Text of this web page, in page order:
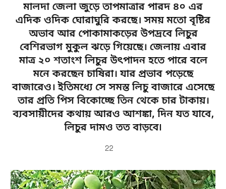
মালদা জেলা জুড়ে তাপমাত্রার পারদ ৪০ এর
এদিক ওদিক ঘোরাঘুরি করছে। সময় মতো বৃষ্টির
অভাব আর পোকামাকড়ের উপদ্রবে লিচুর
বেশিরভাগ মুকুল ঝড়ে গিয়েছে। জেলায় এবার
মাত্র ২০ শতাংশ লিচুর উৎপাদন হতে পারে বলে
মনে করছেন চাষিরা। যার প্রভাব পড়েছে
বাজারেও। ইতিমধ্যে সে সমস্ত লিচু বাজারে এসেছে
তার প্রতি পিস বিকোচ্ছে তিন থেকে চার টাকায়।
ব্যবসায়ীদের কথায় আরও আশঙ্কা, দিন যত যাবে,
লিচুর দামও তত বাড়বে৷
22